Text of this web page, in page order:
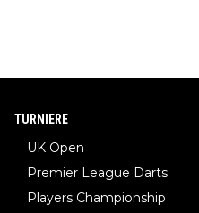
TURNIERE
UK Open
Premier League Darts
Players Championship